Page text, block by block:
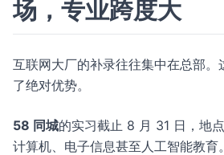
场，专业跨度大
互联网大厂的补录往往集中在总部。
了绝对优势。
58 同城的实习截止 8 月 31 日，地
计算机、电子信息甚至人工智能教育